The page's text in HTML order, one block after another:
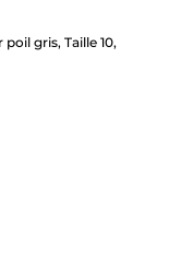
gris, Taille 10,